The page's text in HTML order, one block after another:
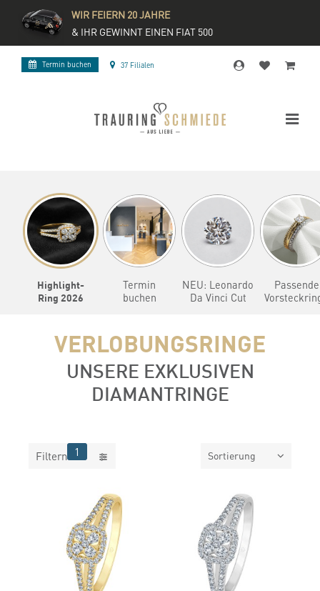
WIR FEIERN 20 JAHRE
& IHR GEWINNT EINEN FIAT 500
Termin buchen 37 Filialen
Highlight-
Ring 2026
Termin
buchen
NEU: Leonardo
Da Vinci Cut
Passende
VERLOBUNGSRINGE
UNSERE EXKLUSIVEN
DIAMANTRINGE
FILTER
Filtern 1 Sortierung